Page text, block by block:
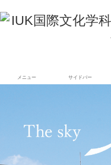
メニュー サイドバー